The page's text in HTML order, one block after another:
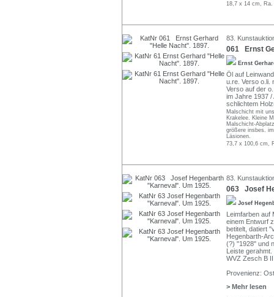
18,7 x 14 cm,
83.
061 Ernst
Ernst
Öl auf
u.re. Verso o.li.
Verso auf der
im Jahre 1937
schlichtem
Malschicht mit
Krakelee. Kleine
Malschicht-
größere insbes.
Läsionen.
73,7 x 100,6 cm,
83.
063 Josef
Josef
Leimfarben auf
einem Entwurf
betitelt, datiert
Hegenbarth-
(?) "1928" und
Leiste gerahmt.
WVZ Zesch B
Provenienz:
> Mehr lesen